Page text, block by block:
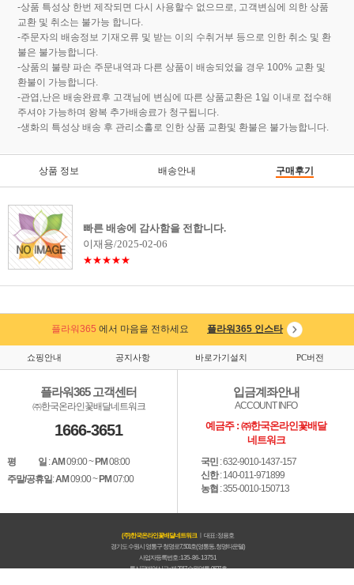
-상품 특성상 한번 제작되면 다시 사용할수 없으므로, 고객변심에 의한 상품
교환 및 취소는 불가능 합니다.
-주문자의 배송정보 기재오류 및 받는 이의 수취거부 등으로 인한 취소 및 환
불은 불가능합니다.
-상품의 불량 파손 주문내역과 다른 상품이 배송되었을 경우 100% 교환 및
환불이 가능합니다.
-관엽,난은 배송완료후 고객님에 변심에 따른 상품교환은 1일 이내로 접수해
주셔야 가능하며 왕복 추가배송료가 청구됩니다.
-생화의 특성상 배송 후 관리소홀로 인한 상품 교환및 환불은 불가능합니다.
상품 정보 배송안내 구매후기
빠른 배송에 감사함을 전합니다.
이재용/2025-02-06
★★★★★
플라워365 에서 마음을 전하세요 플라워365 인스타
쇼핑안내 공지사항 바로가기설치 PC버전
플라워365 고객센터
㈜한국온라인꽃배달네트워크
1666-3651
평 일:AM09:00 ~PM08:00
주말/공휴일:AM09:00 ~PM07:00
입금계좌안내
ACCOUNT INFO
예금주 : ㈜한국온라인꽃배달
네트워크
국민 : 632-9010-1437-157
신한: 140-011-971899
농협 : 355-0010-150713
(주)한국온라인꽃배달네트워크ㅣ 대표 : 정용호
경기도 수원시 영통구 청명로7, 501호(영통동, 청명타운텔)
사업자등록번호 :135-86-13751
통신판매업신고 : 제 2017 수원영통-0637 호